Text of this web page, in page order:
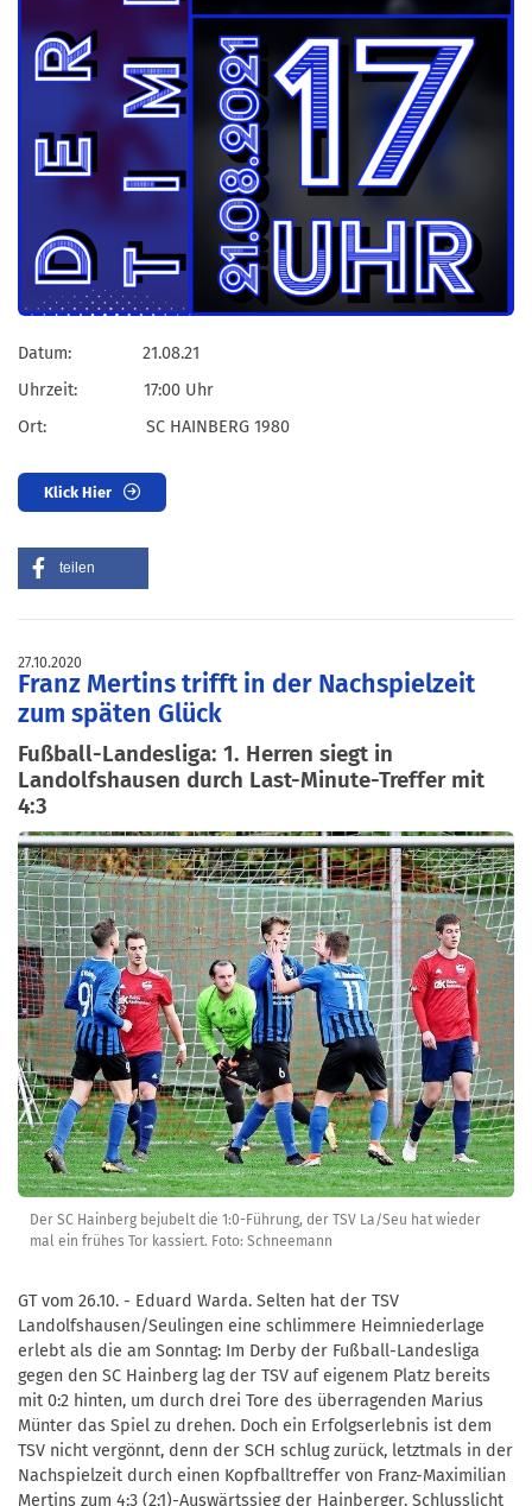
Datum: 21.08.21
Uhrzeit: 17:00 Uhr
Ort: SC HAINBERG 1980
Klick Hier
teilen
27.10.2020
Franz Mertins trifft in der Nachspielzeit
zum späten Glück
Fußball-Landesliga: 1. Herren siegt in
Landolfshausen durch Last-Minute-Treffer mit
4:3
Der SC Hainberg bejubelt die 1:0-Führung, der TSV La/Seu hat wieder
mal ein frühes Tor kassiert. Foto: Schneemann
GT vom 26.10. - Eduard Warda. Selten hat der TSV
Landolfshausen/Seulingen eine schlimmere Heimniederlage
erlebt als die am Sonntag: Im Derby der Fußball-Landesliga
gegen den SC Hainberg lag der TSV auf eigenem Platz bereits
mit 0:2 hinten, um durch drei Tore des überragenden Marius
Münter das Spiel zu drehen. Doch ein Erfolgserlebnis ist dem
TSV nicht vergönnt, denn der SCH schlug zurück, letztmals in der
Nachspielzeit durch einen Kopfballtreffer von Franz-Maximilian
Mertins zum 4:3 (2:1)-Auswärtssieg der Hainberger. Schlusslicht